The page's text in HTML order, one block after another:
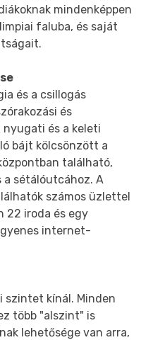
mindenképpen
faluba, és saját
és a csillogás
és
nyugati és a keleti
bájt kölcsönzött a
található,
a sétálóutcához. A
számos üzlettel
22 iroda és egy
internet-
szintet kínál. Minden
több "alszint" is
lehetősége van arra,